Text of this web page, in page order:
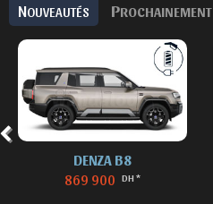
NOUVEAUTÉS PROCHAINEMENT
DENZA B8
869 900 DH *